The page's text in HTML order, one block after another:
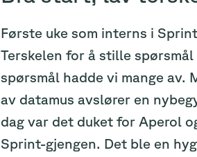
Første uke som interns i
Terskelen for å stille
spørsmål hadde vi mange av.
av datamus avslører en
dag var det duket for Aperol
Sprint-gjengen. Det ble en